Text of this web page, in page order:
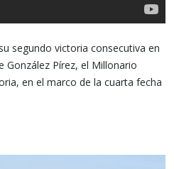
segundo victoria consecutiva en
González Pírez, el Millonario
en el marco de la cuarta fecha